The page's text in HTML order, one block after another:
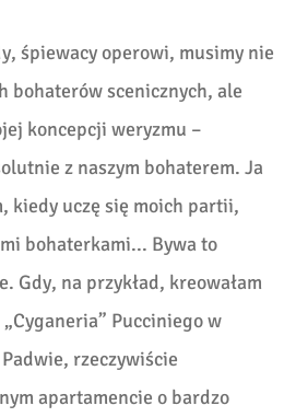
śpiewacy operowi, musimy nie
bohaterów scenicznych, ale
koncepcji weryzmu –
z naszym bohaterem. Ja
kiedy uczę się moich partii,
bohaterkami... Bywa to
Gdy, na przykład, kreowałam
Pucciniego w
rzeczywiście
apartamencie o bardzo